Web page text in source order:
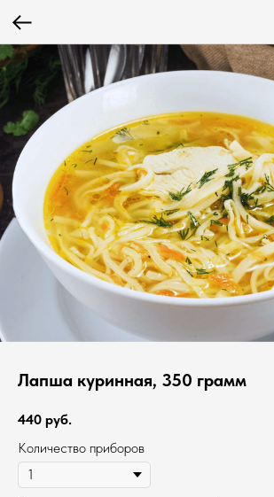
Лапша куринная, 350 грамм
440 руб.
Количество приборов